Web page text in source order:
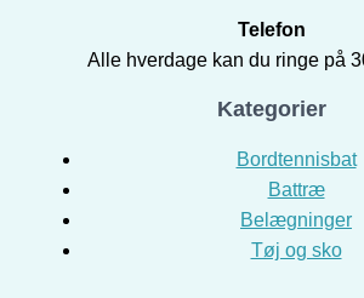
Telefon
Alle hverdage kan du ringe på
Kategorier
Bordtennisbat
Battræ
Belægninger
Tøj og sko